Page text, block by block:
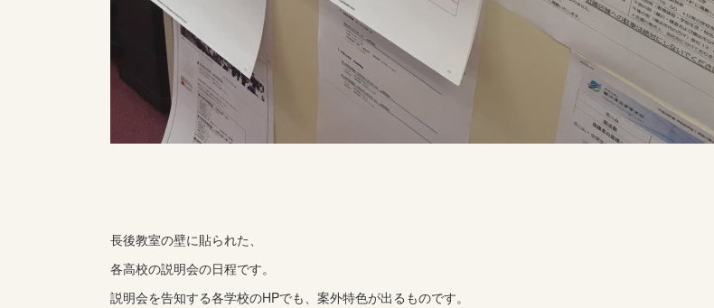
長後教室の壁に貼られた、
各高校の説明会の日程です。
説明会を告知する各学校のHPでも、案外特色が出るものです。